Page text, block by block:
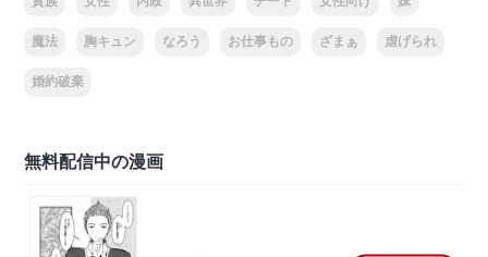
魔法 胸キュン なろう お仕事もの ざまぁ 虐げられ
婚約破棄
無料配信中の漫画